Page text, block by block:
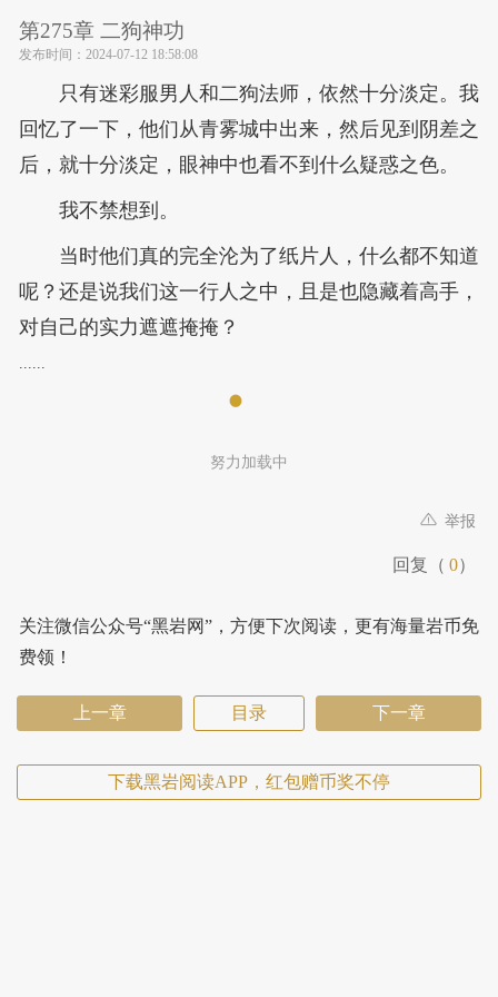
第275章 二狗神功
发布时间： 2024-07-12 18:58:08
只有迷彩服男人和二狗法师，依然十分淡定。我
回忆了一下，他们从青雾城中出来，然后见到阴差之
后，就十分淡定，眼神中也看不到什么疑惑之色。
我不禁想到。
当时他们真的完全沦为了纸片人，什么都不知道
呢？还是说我们这一行人之中，且是也隐藏着高手，
对自己的实力遮遮掩掩？
......
努力加载中
举报
回复（ 0）
关注微信公众号“黑岩网”，方便下次阅读，更有海量岩币免
费领！
上一章 目录 下一章
下载黑岩阅读APP，红包赠币奖不停